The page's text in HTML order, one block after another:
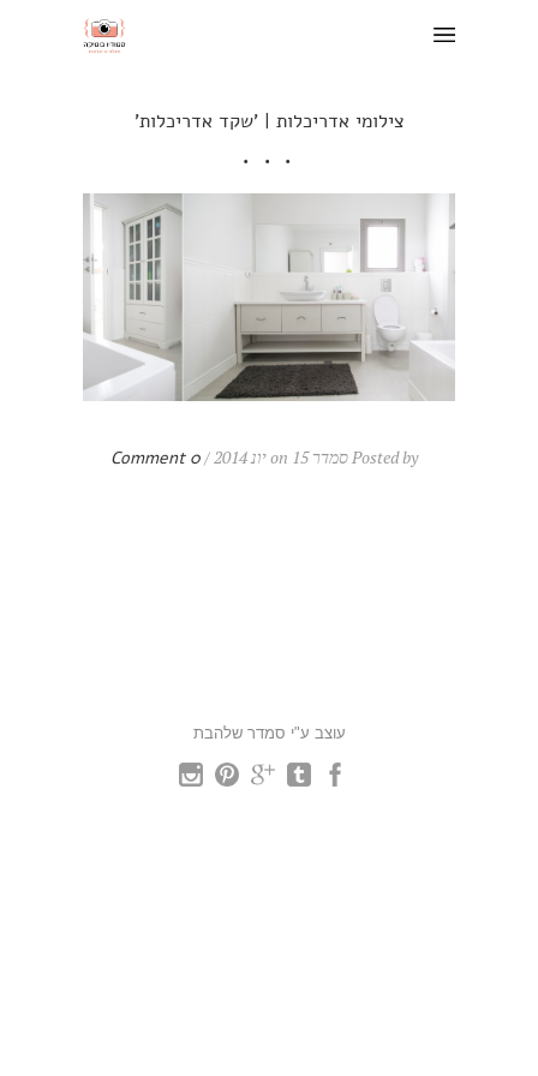
צילומי אדריכלות | 'שקד אדריכלות'
Posted by סמדר on 15 יונ 2014 / 0 Comment
עוצב ע"י סמדר שלהבת